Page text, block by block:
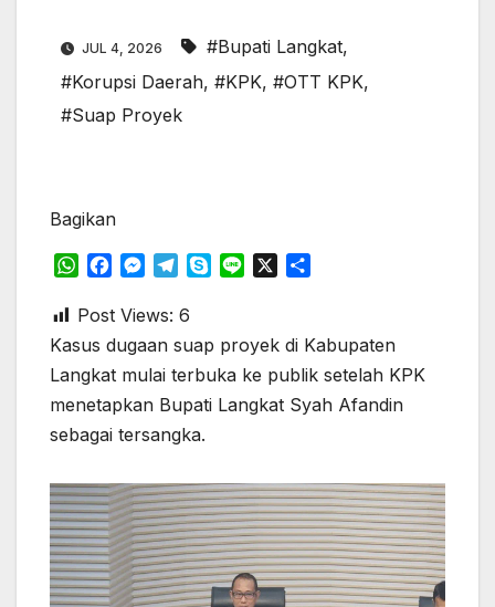
JUL 4, 2026 #Bupati Langkat,
#Korupsi Daerah, #KPK, #OTT KPK,
#Suap Proyek
Bagikan
W
a
t
A
p
p
c
e
o
o
k
M
s
s
e
n
g
e
T
l
e
r
a
m
S
p
e
e
r
e
Post Views: 6
Kasus dugaan suap proyek di Kabupaten
Langkat mulai terbuka ke publik setelah KPK
menetapkan Bupati Langkat Syah Afandin
sebagai tersangka.